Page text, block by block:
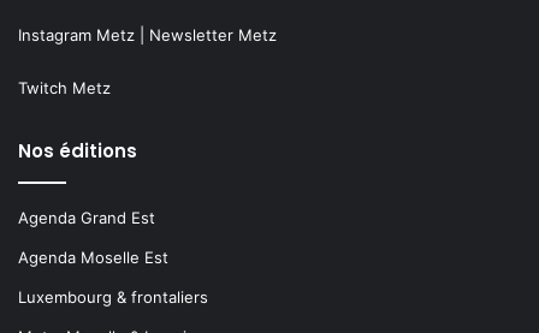
Instagram Metz Newsletter Metz
Twitch Metz
Nos éditions
Agenda Grand Est
Agenda Moselle Est
Luxembourg & frontaliers